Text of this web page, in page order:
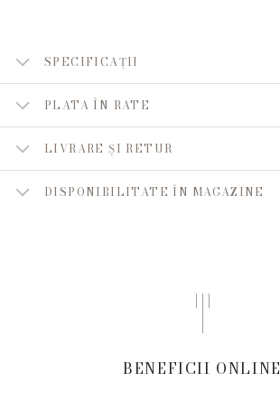
SPECIFICAȚII
PLATA ÎN RATE
LIVRARE ȘI RETUR
DISPONIBILITATE ÎN MAGAZINE
BENEFICII ONLINE